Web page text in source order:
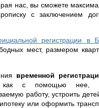
нас, вы сможете
с заключением
регистрации в
мест, размером
временной
как с помощью нее,
работу, устроить
ипотеку или оформить